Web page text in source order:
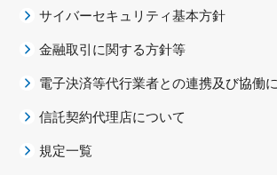
サイバーセキュリティ基本方針
金融取引に関する方針等
電子決済等代行業者との連携及び協働
信託契約代理店について
規定一覧